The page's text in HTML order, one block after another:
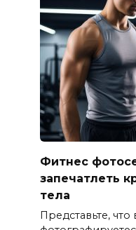
Фитнес
запечатлеть
тела
Представьте,